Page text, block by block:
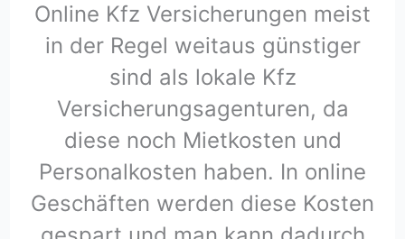
Online Kfz Versicherungen meist
in der Regel weitaus günstiger
sind als lokale Kfz
Versicherungsagenturen, da
diese noch Mietkosten und
Personalkosten haben. In online
Geschäften werden diese Kosten